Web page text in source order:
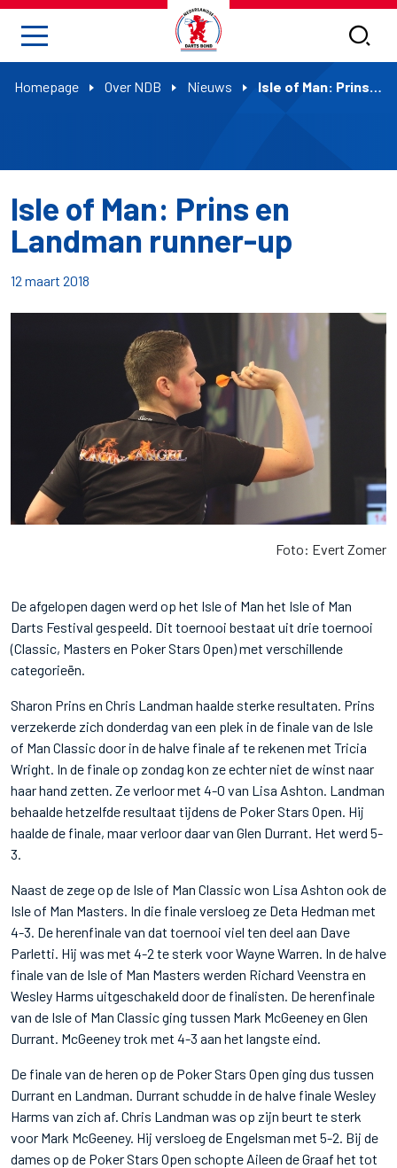
Homepage Over NDB Nieuws Isle of Man: Prins en Landman runner-up
Isle of Man: Prins en
Landman runner-up
12 maart 2018
Foto: Evert Zomer
De afgelopen dagen werd op het Isle of Man het Isle of Man
Darts Festival gespeeld. Dit toernooi bestaat uit drie toernooi
(Classic, Masters en Poker Stars Open) met verschillende
categorieën.
Sharon Prins en Chris Landman haalde sterke resultaten. Prins
verzekerde zich donderdag van een plek in de finale van de Isle
of Man Classic door in de halve finale af te rekenen met Tricia
Wright. In de finale op zondag kon ze echter niet de winst naar
haar hand zetten. Ze verloor met 4-0 van Lisa Ashton. Landman
behaalde hetzelfde resultaat tijdens de Poker Stars Open. Hij
haalde de finale, maar verloor daar van Glen Durrant. Het werd 5-
3.
Naast de zege op de Isle of Man Classic won Lisa Ashton ook de
Isle of Man Masters. In die finale versloeg ze Deta Hedman met
4-3. De herenfinale van dat toernooi viel ten deel aan Dave
Parletti. Hij was met 4-2 te sterk voor Wayne Warren. In de halve
finale van de Isle of Man Masters werden Richard Veenstra en
Wesley Harms uitgeschakeld door de finalisten. De herenfinale
van de Isle of Man Classic ging tussen Mark McGeeney en Glen
Durrant. McGeeney trok met 4-3 aan het langste eind.
De finale van de heren op de Poker Stars Open ging dus tussen
Durrant en Landman. Durrant schudde in de halve finale Wesley
Harms van zich af. Chris Landman was op zijn beurt te sterk
voor Mark McGeeney. Hij versloeg de Engelsman met 5-2. Bij de
dames op de Poker Stars Open schopte Aileen de Graaf het tot